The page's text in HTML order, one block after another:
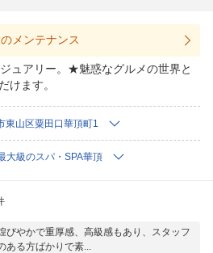
メンテナンス
ュアリー。★魅惑なグルメの世界と
けます。
山区粟田口華頂町1
大級のスパ・SPA華頂
びやかで重厚感、高級感もあり、スタッフ
ある方ばかりで素...